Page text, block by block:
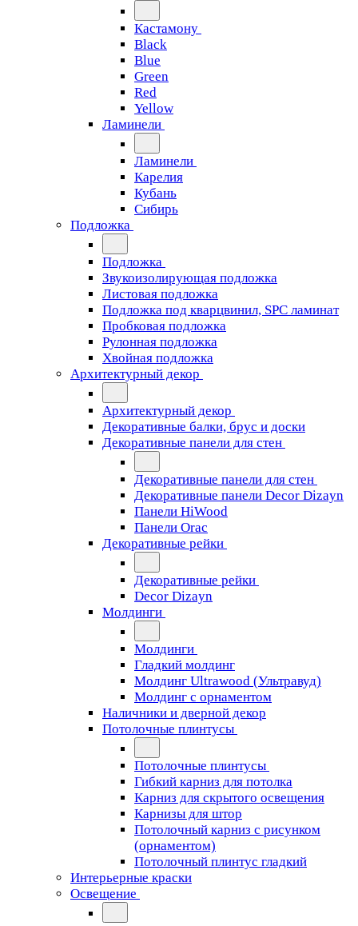
Кастамону
Black
Blue
Green
Red
Yellow
Ламинели
Ламинели
Карелия
Кубань
Сибирь
Подложка
Подложка
Звукоизолирующая подложка
Листовая подложка
Подложка под кварцвинил, SPC ламинат
Пробковая подложка
Рулонная подложка
Хвойная подложка
Архитектурный декор
Архитектурный декор
Декоративные балки, брус и доски
Декоративные панели для стен
Декоративные панели для стен
Декоративные панели Decor Dizayn
Панели HiWood
Панели Orac
Декоративные рейки
Декоративные рейки
Decor Dizayn
Молдинги
Молдинги
Гладкий молдинг
Молдинг Ultrawood (Ультравуд)
Молдинг с орнаментом
Наличники и дверной декор
Потолочные плинтусы
Потолочные плинтусы
Гибкий карниз для потолка
Карниз для скрытого освещения
Карнизы для штор
Потолочный карниз с рисунком
(орнаментом)
Потолочный плинтус гладкий
Интерьерные краски
Освещение